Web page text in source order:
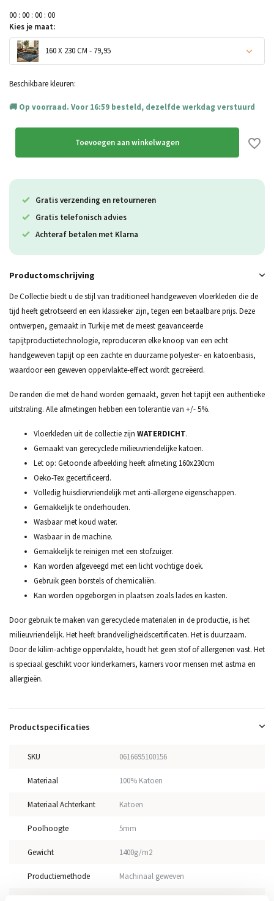
00 : 00 : 00 : 00
Kies je maat:
160 X 230 CM - 79,95
Beschikbare kleuren:
Op voorraad. Voor 16:59 besteld, dezelfde werkdag verstuurd
Toevoegen aan winkelwagen
Gratis verzending en retourneren
Gratis telefonisch advies
Achteraf betalen met Klarna
Productomschrijving
De Collectie biedt u de stijl van traditioneel handgeweven vloerkleden die de
tijd heeft getrotseerd en een klassieker zijn, tegen een betaalbare prijs. Deze
ontwerpen, gemaakt in Turkije met de meest geavanceerde
tapijtproductietechnologie, reproduceren elke knoop van een echt
handgeweven tapijt op een zachte en duurzame polyester- en katoenbasis,
waardoor een geweven oppervlakte-effect wordt gecreëerd.
De randen die met de hand worden gemaakt, geven het tapijt een authentieke
uitstraling. Alle afmetingen hebben een tolerantie van +/- 5%.
Vloerkleden uit de collectie zijn WATERDICHT.
Gemaakt van gerecyclede milieuvriendelijke katoen.
Let op: Getoonde afbeelding heeft afmeting 160x230cm
Oeko-Tex gecertificeerd.
Volledig huisdiervriendelijk met anti-allergene eigenschappen.
Gemakkelijk te onderhouden.
Wasbaar met koud water.
Wasbaar in de machine.
Gemakkelijk te reinigen met een stofzuiger.
Kan worden afgeveegd met een licht vochtige doek.
Gebruik geen borstels of chemicaliën.
Kan worden opgeborgen in plaatsen zoals lades en kasten.
Door gebruik te maken van gerecyclede materialen in de productie, is het
milieuvriendelijk. Het heeft brandveiligheidscertificaten. Het is duurzaam.
Door de kilim-achtige oppervlakte, houdt het geen stof of allergenen vast. Het
is speciaal geschikt voor kinderkamers, kamers voor mensen met astma en
allergieën.
Productspecificaties
SKU 0616695100156
Materiaal 100% Katoen
Materiaal Achterkant Katoen
Poolhoogte 5mm
Gewicht 1400g/m2
Productiemethode Machinaal geweven